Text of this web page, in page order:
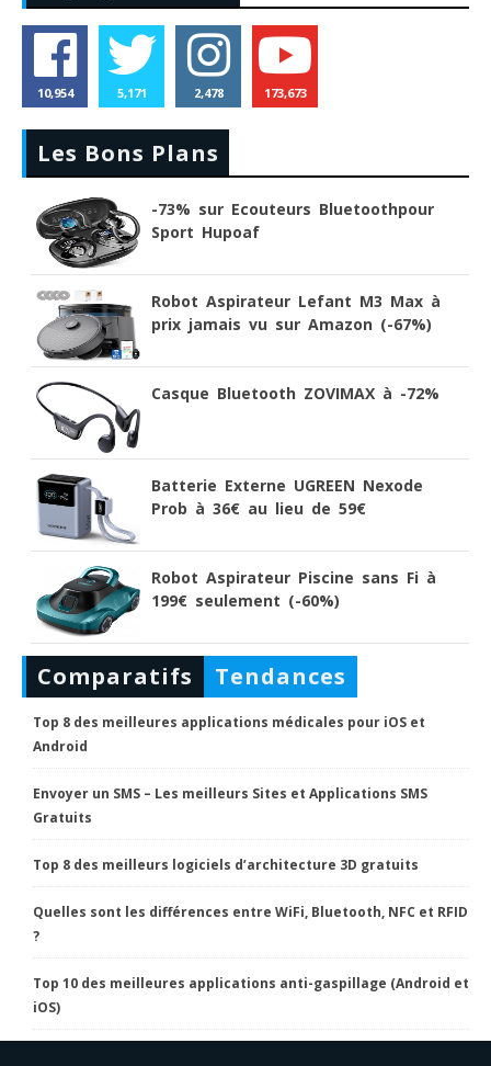
10,954 5,171 2,478 173,673
Les Bons Plans
-73% sur Ecouteurs Bluetoothpour
Sport Hupoaf
Robot Aspirateur Lefant M3 Max à
prix jamais vu sur Amazon (-67%)
Casque Bluetooth ZOVIMAX à -72%
Batterie Externe UGREEN Nexode
Prob à 36€ au lieu de 59€
Robot Aspirateur Piscine sans Fi à
199€ seulement (-60%)
Comparatifs Tendances
Top 8 des meilleures applications médicales pour iOS et
Android
Envoyer un SMS – Les meilleurs Sites et Applications SMS
Gratuits
Top 8 des meilleurs logiciels d’architecture 3D gratuits
Quelles sont les différences entre WiFi, Bluetooth, NFC et RFID
?
Top 10 des meilleures applications anti-gaspillage (Android et
iOS)